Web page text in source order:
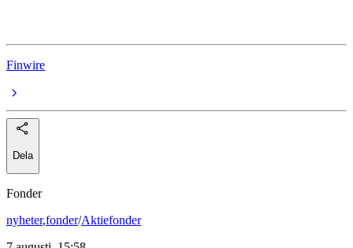
Finwire
Dela
Fonder
nyheter,fonder/Aktiefonder